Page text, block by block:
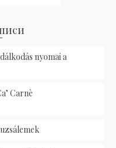
nyomai a
Carnè